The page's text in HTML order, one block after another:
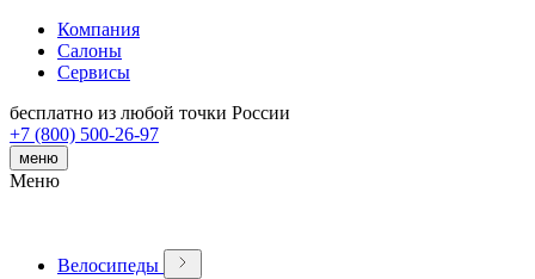
Компания
Салоны
Сервисы
бесплатно из любой точки России
+7 (800) 500-26-97
меню
Меню
Велосипеды